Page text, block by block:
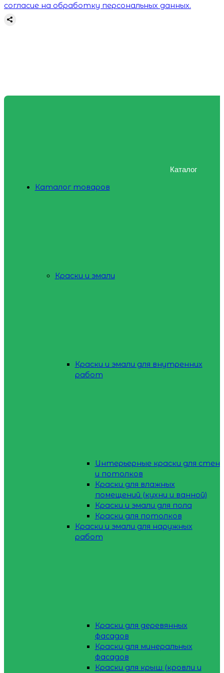
согласие на обработку персональных данных.
Каталог
Каталог товаров
Краски и эмали
Краски и эмали для внутренних
работ
Интерьерные краски для стен
и потолков
Краски для влажных
помещений (кухни и ванной)
Краски и эмали для пола
Краски для потолков
Краски и эмали для наружных
работ
Краски для деревянных
фасадов
Краски для минеральных
фасадов
Краски для крыш (кровли и